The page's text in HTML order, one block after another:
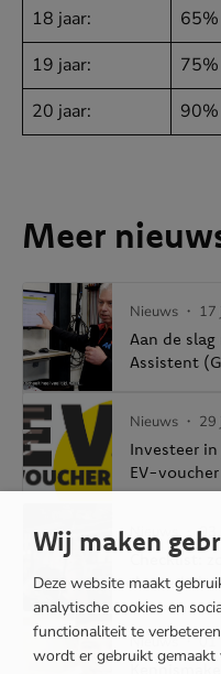
18 jaar:
65%
19 jaar:
75%
20 jaar:
90%
Meer
Nieuws ・
Aan de
Assistent
Nieuws ・
Investeer
EV-voucher
・
Checklist:
de
Nieuws・ 01
Wij maken
Deze website maakt
analytische cookies en
functionaliteit te
wordt er gebruikt gemaakt